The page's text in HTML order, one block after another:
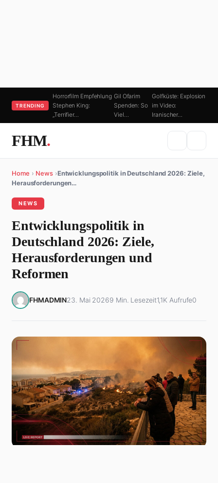
TRENDING
Horrorfilm Empfehlung
Stephen King:
„Terrifier…
Gil Ofarim
Spenden: So
Viel…
Golfküste: Explosion
im Video:
Iranischer…
FHM.
Home › News ›Entwicklungspolitik in Deutschland 2026: Ziele,
Herausforderungen…
NEWS
Entwicklungspolitik in
Deutschland 2026: Ziele,
Herausforderungen und
Reformen
FHMADMIN23. Mai 20269 Min. Lesezeit1,1K Aufrufe0